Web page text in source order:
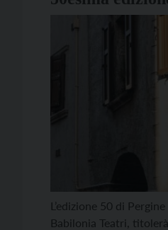
Festival
L’edizione 50 di
Babilonia Teatri,